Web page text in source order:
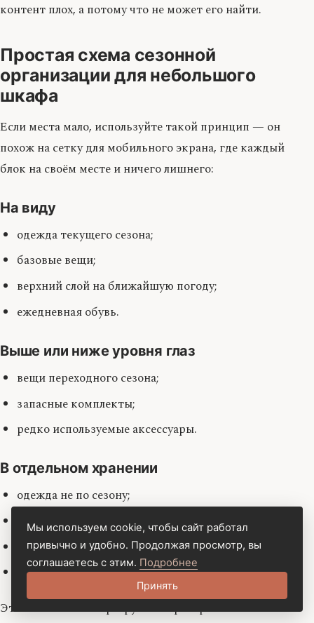
контент плох, а потому что не может его найти.
Простая схема сезонной
организации для небольшого
шкафа
Если места мало, используйте такой принцип — он
похож на сетку для мобильного экрана, где каждый
блок на своём месте и ничего лишнего:
На виду
одежда текущего сезона;
базовые вещи;
верхний слой на ближайшую погоду;
ежедневная обувь.
Выше или ниже уровня глаз
вещи переходного сезона;
запасные комплекты;
редко используемые аксессуары.
В отдельном хранении
одежда не по сезону;
праздничные вещи;
запасная обувь;
объёмные куртки и пальто.
Это помогает не перегружать пространство и
Мы используем cookie, чтобы сайт работал
привычно и удобно. Продолжая просмотр, вы
соглашаетесь с этим. Подробнее
Принять